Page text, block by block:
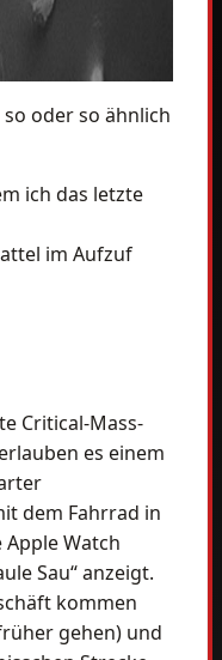
oder so ähnlich
ich das letzte
im Aufzuf
Critical-Mass-
es einem
dem Fahrrad in
Watch
Sau“ anzeigt.
kommen
gehen) und